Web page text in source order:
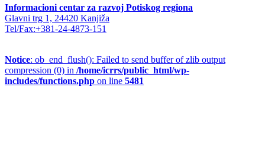
Informacioni centar za razvoj Potiskog regiona
Glavni trg 1, 24420 Kanjiža
Tel/Fax:+381-24-4873-151
Notice: ob_end_flush(): Failed to send buffer of zlib output
compression (0) in /home/icrrs/public_html/wp-
includes/functions.php on line 5481